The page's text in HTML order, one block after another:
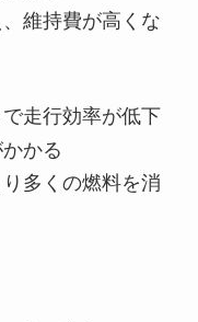
維持費が高くな
走行効率が低下
かる
多くの燃料を消